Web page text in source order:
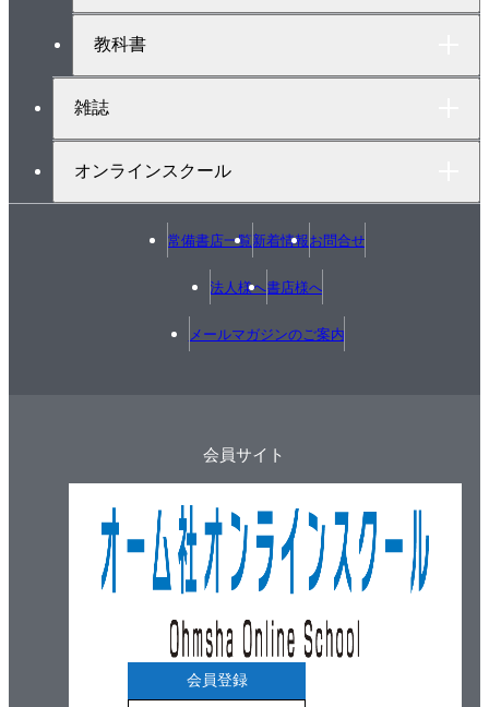
教科書
雑誌
オンラインスクール
常備書店一覧新着情報お問合せ
法人様へ書店様へ
メールマガジンのご案内
会員サイト
会員登録